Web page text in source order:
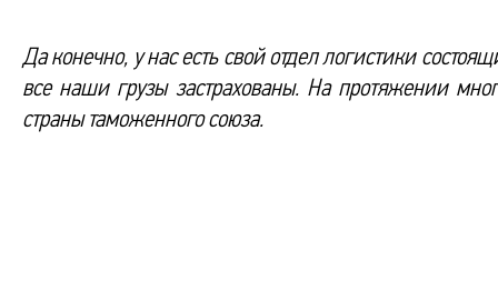
Да конечно, у нас есть свой отдел логистики
все наши грузы застрахованы. На протяжении
страны таможенного союза.